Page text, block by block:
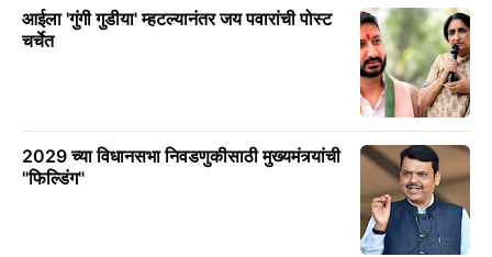
आईला 'गुंगी गुडीया' म्हटल्यानंतर जय पवारांची पोस्ट
चर्चेत
2029 च्या विधानसभा निवडणुकीसाठी मुख्यमंत्र्यांची
"फिल्डिंग"